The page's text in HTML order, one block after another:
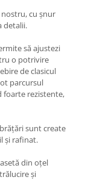
cu șnur
detalii.
să ajustezi
o potrivire
de clasicul
parcursul
foarte rezistente,
sunt create
și rafinat.
din oțel
și